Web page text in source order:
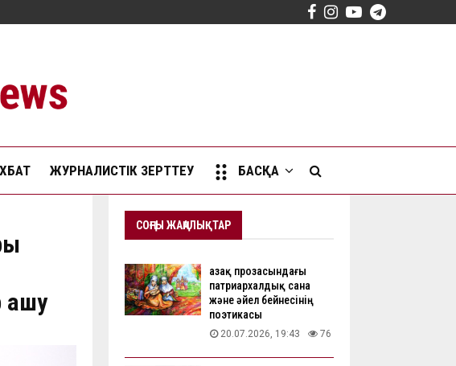
Facebook
Instagram
YoutubeTelegram
ЖУРНАЛИСТІК ЗЕРТТЕУ БАСҚА
ашу
СОҢҒЫ ЖАҢАЛЫҚТАР
Қазақ прозасындағы
патриархалдық сана
және әйел бейнесінің
поэтикасы
20.07.2026, 19:43 76